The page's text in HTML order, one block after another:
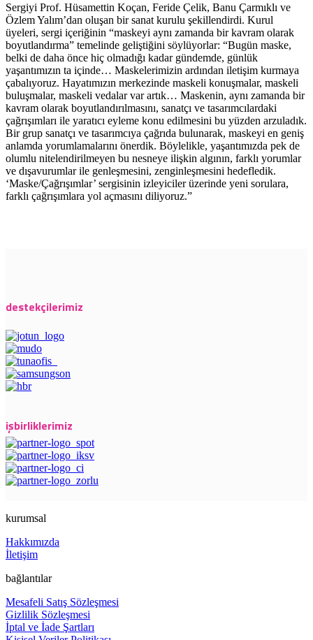
Sergiyi Prof. Hüsamettin Koçan, Feride Çelik, Banu Çarmıklı ve
Özlem Yalım’dan oluşan bir sanat kurulu şekillendirdi. Kurul
üyeleri, sergi içeriğinin “maskeyi aynı zamanda bir kavram olarak
boyutlandırma” temelinde geliştiğini söylüyorlar: “Bugün maske,
belki de daha önce hiç olmadığı kadar gündemde, günlük
yaşantımızın ta içinde… Maskelerimizin ardından iletişim kurmaya
çabalıyoruz. Hayatımızın merkezinde maskeli konuşmalar, maskeli
buluşmalar, maskeli vedalar var artık… Maskenin, aynı zamanda bir
kavram olarak boyutlandırılmasını, sanatçı ve tasarımcılardaki
çağrışımları ile yaratıcı eyleme konu edilmesini bu yüzden arzuladık.
Bir grup sanatçı ve tasarımcıya çağrıda bulunarak, maskeyi en geniş
anlamda yorumlamalarını önerdik. Böylelikle, yaşantımızda pek de
olumlu nitelendirilmeyen bu nesneye ilişkin algının, farklı yorumlar
ve dışavurumlar ile genleşmesini, zenginleşmesini hedefledik.
‘Maske/Çağrışımlar’ sergisinin izleyiciler üzerinde yeni sorulara,
farklı çağrışımlara yol açmasını diliyoruz.”
destekçilerimiz
işbirliklerimiz
kurumsal
Hakkımızda
İletişim
bağlantılar
Mesafeli Satış Sözleşmesi
Gizlilik Sözleşmesi
İptal ve İade Şartları